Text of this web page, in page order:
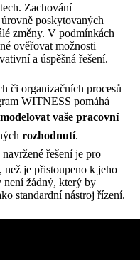
Zachování
poskytovaných
změny. V podmínkách
ověřovat možnosti
a úspěšná řešení.
či organizačních procesů
WITNESS pomáhá
vaše pracovní
rozhodnutí.
navržené řešení je pro
než je přistoupeno k jeho
žádný, který by
standardní nástroj řízení.